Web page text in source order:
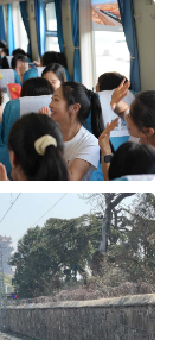
庭而奋斗”的铮铮
相亲、守望相助的
化遗产保护、活化